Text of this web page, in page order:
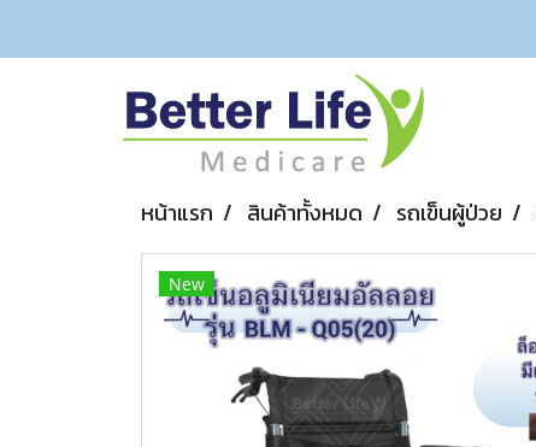
หน้าแรก สินค้าทั้งหมด รถเข็นผู้ป่วย
New